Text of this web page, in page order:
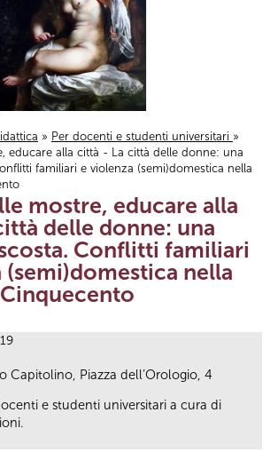
» Per docenti e studenti universitari »
educare alla città - La città delle donne: una
familiari e violenza (semi)domestica nella
mostre, educare alla
delle donne: una
Conflitti familiari
(semi)domestica nella
Capitolino, Piazza dell’Orologio, 4
e studenti universitari a cura di